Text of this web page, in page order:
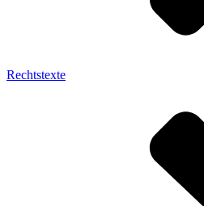
Rechtstexte